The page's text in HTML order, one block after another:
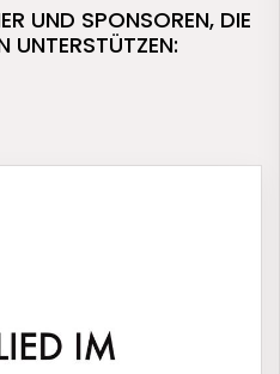
UND SPONSOREN, DIE
UNTERSTÜTZEN: